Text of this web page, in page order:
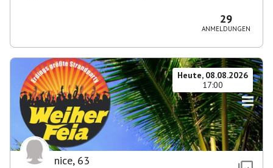
29
ANMELDUNGEN
Heute, 08.08.2026
17:00
nice, 63